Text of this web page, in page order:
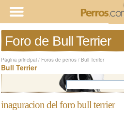
Foro de Bull Terrier
Página principal / Foros de perros / Bull Terrier
Bull Terrier
inaguracion del foro bull terrier